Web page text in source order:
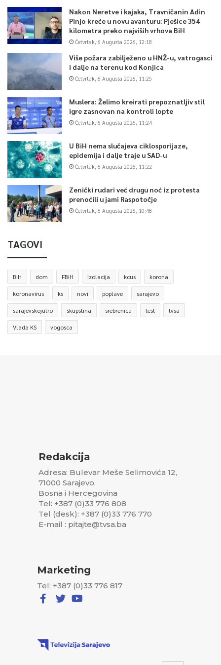
Nakon Neretve i kajaka, Travničanin Adin
Pinjo kreće u novu avanturu: Pješice 354
kilometra preko najviših vrhova BiH
Četvrtak, 6 Augusta 2026, 12:18
Više požara zabilježeno u HNŽ-u, vatrogasci
i dalje na terenu kod Konjica
Četvrtak, 6 Augusta 2026, 11:25
Muslera: Želimo kreirati prepoznatljiv stil
igre zasnovan na kontroli lopte
Četvrtak, 6 Augusta 2026, 11:24
U BiH nema slučajeva ciklosporijaze,
epidemija i dalje traje u SAD-u
Četvrtak, 6 Augusta 2026, 11:22
Zenički rudari već drugu noć iz protesta
prenoćili u jami Raspotočje
Četvrtak, 6 Augusta 2026, 10:48
TAGOVI
BiH dom FBiH izolacija kcus korona
koronavirus ks novi poplave sarajevo
sarajevskojutro skupstina srebrenica test tvsa
Vlada KS vogosca
Redakcija
Adresa: Bulevar Meše Selimovića 12,
71000 Sarajevo,
Bosna i Hercegovina
Tel: +387 (0)33 776 808
Tel (desk): +387 (0)33 776 770
E-mail : pitajte@tvsa.ba
Marketing
Tel: +387 (0)33 776 817